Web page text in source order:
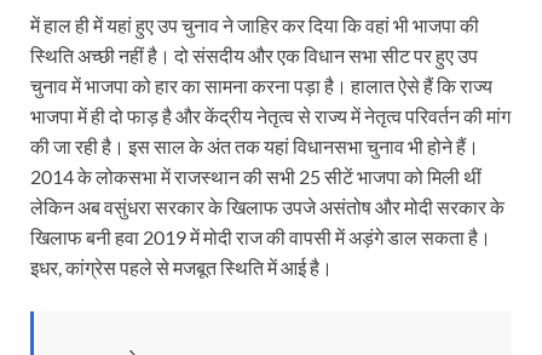
में हाल ही में यहां हुए उप चुनाव ने जाहिर कर दिया कि वहां भी भाजपा की
स्थिति अच्छी नहीं है। दो संसदीय और एक विधान सभा सीट पर हुए उप
चुनाव में भाजपा को हार का सामना करना पड़ा है। हालात ऐसे हैं कि राज्य
भाजपा में ही दो फाड़ है और केंद्रीय नेतृत्व से राज्य में नेतृत्व परिवर्तन की मांग
की जा रही है। इस साल के अंत तक यहां विधानसभा चुनाव भी होने हैं।
2014 के लोकसभा में राजस्थान की सभी 25 सीटें भाजपा को मिली थीं
लेकिन अब वसुंधरा सरकार के खिलाफ उपजे असंतोष और मोदी सरकार के
खिलाफ बनी हवा 2019 में मोदी राज की वापसी में अड़ंगे डाल सकता है।
इधर, कांग्रेस पहले से मजबूत स्थिति में आई है।